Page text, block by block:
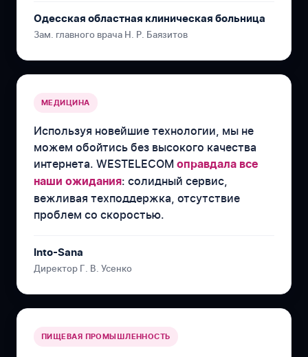
Одесская областная клиническая больница
Зам. главного врача Н. Р. Баязитов
МЕДИЦИНА
Используя новейшие технологии, мы не
можем обойтись без высокого качества
интернета. WESTELECOM оправдала все
наши ожидания: солидный сервис,
вежливая техподдержка, отсутствие
проблем со скоростью.
Into-Sana
Директор Г. В. Усенко
ПИЩЕВАЯ ПРОМЫШЛЕННОСТЬ